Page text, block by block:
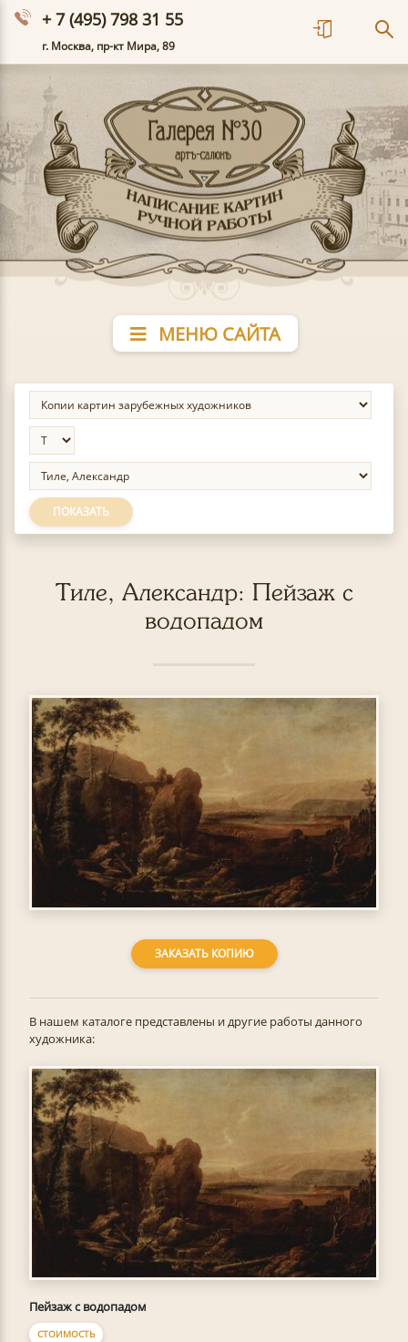
+ 7 (495) 798 31 55
г. Москва, пр-кт Мира, 89
МЕНЮ САЙТА
ПОКАЗАТЬ
Тиле, Александр: Пейзаж с
водопадом
ЗАКАЗАТЬ КОПИЮ
В нашем каталоге представлены и другие работы данного
художника:
Пейзаж с водопадом
СТОИМОСТЬ